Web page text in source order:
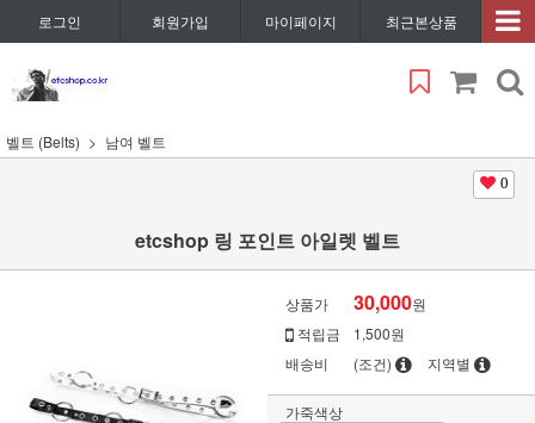
로그인 회원가입 마이페이지 최근본상품
벨트 (Belts) 남여 벨트
0
etcshop 링 포인트 아일렛 벨트
상품가 30,000원
적립금
1,500원
배송비
(조건) 지역별
가죽색상